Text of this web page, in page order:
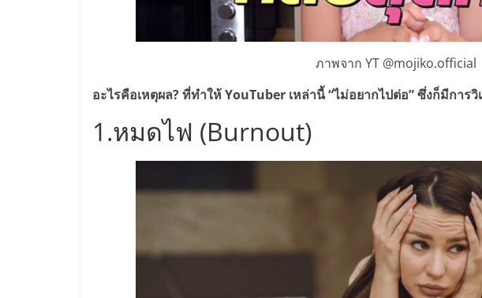
ไชส์
พร้อม
ทำเล
เปิด
ภาพจาก YT @mojiko.official
อะไรคือเหตุผล? ที่ทำให้ YouTuber เหล่านี้ “ไม่อยากไปต่อ” ซึ่งก็มีการ
1.หมดไฟ (Burnout)